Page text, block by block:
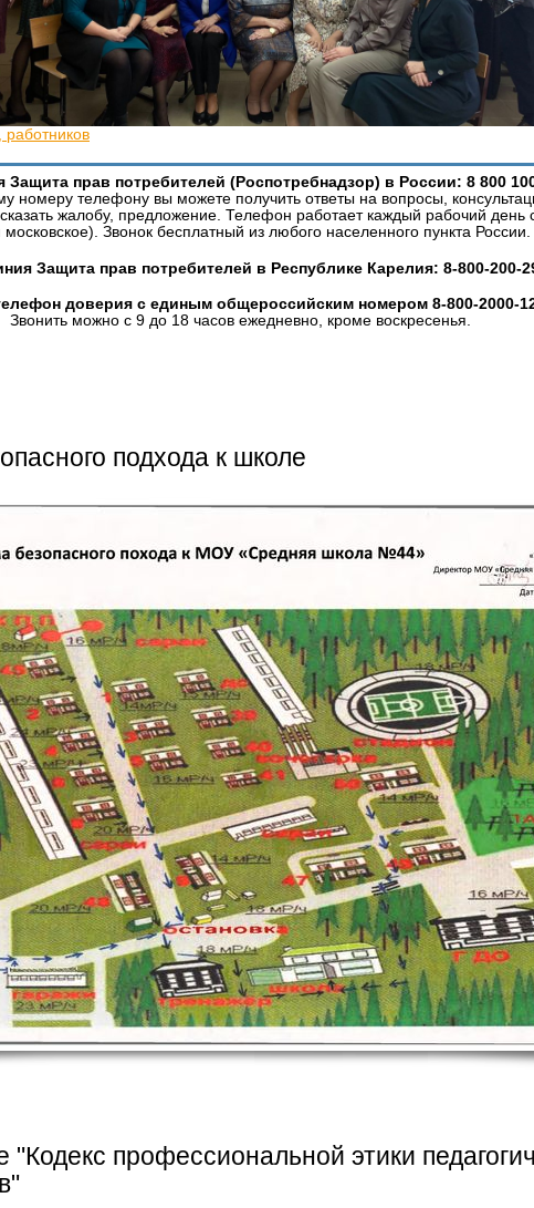
работников
Защита прав потребителей (Роспотребнадзор) в России: 8 800
номеру телефону вы можете получить ответы на вопросы,
жалобу, предложение. Телефон работает каждый рабочий день
Звонок бесплатный из любого населенного пункта России.
Защита прав потребителей в Республике Карелия: 8-800-200-
доверия с единым общероссийским номером 8-800-2000-
Звонить можно с 9 до 18 часов ежедневно, кроме воскресенья.
подхода к школе
профессиональной этики